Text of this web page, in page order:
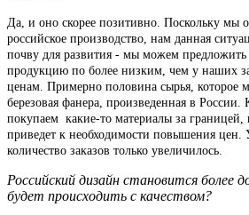
Да, и оно скорее позитивно. Поскольку мы
российское производство, нам данная
почву для развития - мы можем предложить
продукцию по более низким, чем у наших
ценам. Примерно половина сырья, которое
березовая фанера, произведенная в
покупаем какие-то материалы за границей,
приведет к необходимости повышения цен.
количество заказов только увеличилось.
Российский дизайн становится более
будет происходить с качеством?